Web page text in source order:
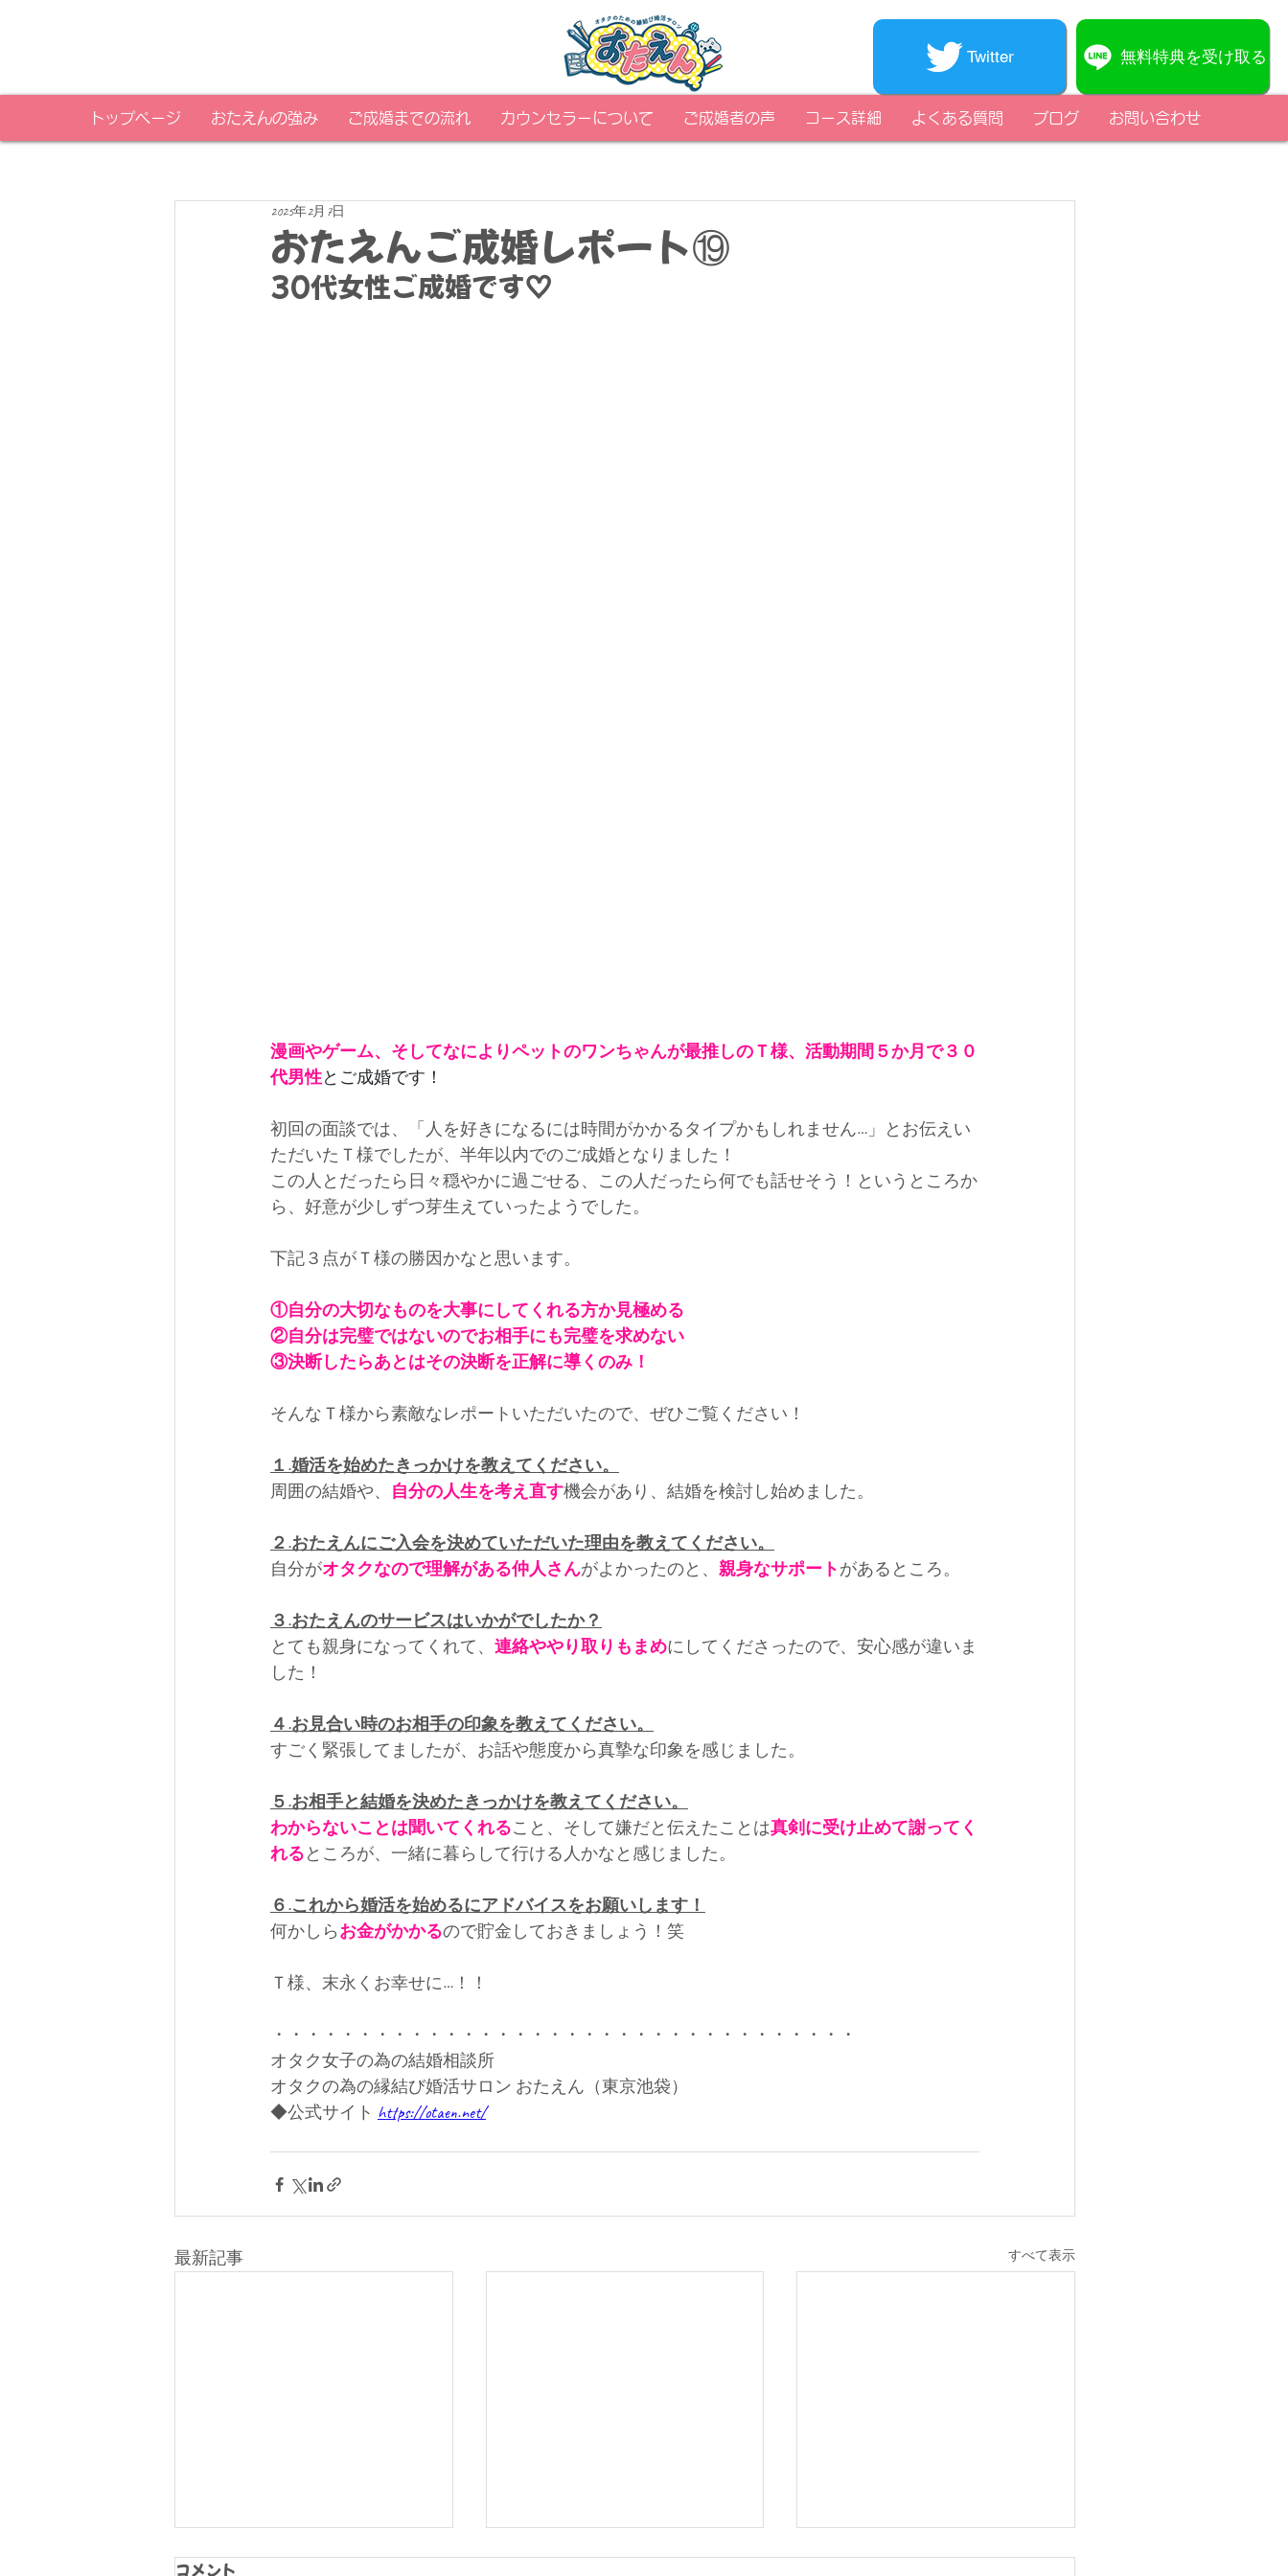
無料特典を受け取る
Twitter
トップページ おたえんの強み ご成婚までの流れ カウンセラーについて ご成婚者の声 コース詳細 よくある質問 ブログ お問い合わせ
おたえんご成婚レポート⑲
2025年2月7日
30代女性ご成婚です♡
漫画やゲーム、そしてなによりペットのワンちゃんが最推しのＴ様、活動期間５か月で３０
代男性とご成婚です！
初回の面談では、「人を好きになるには時間がかかるタイプかもしれません…」とお伝えい
ただいたＴ様でしたが、半年以内でのご成婚となりました！
この人とだったら日々穏やかに過ごせる、この人だったら何でも話せそう！というところか
ら、好意が少しずつ芽生えていったようでした。
下記３点がＴ様の勝因かなと思います。
①自分の大切なものを大事にしてくれる方か見極める
②自分は完璧ではないのでお相手にも完璧を求めない
③決断したらあとはその決断を正解に導くのみ！
そんなＴ様から素敵なレポートいただいたので、ぜひご覧ください！
１.婚活を始めたきっかけを教えてください。
周囲の結婚や、 自分の人生を考え直す機会があり、結婚を検討し始めました。
２.おたえんにご入会を決めていただいた理由を教えてください。
自分がオタクなので理解がある仲人さんがよかったのと、 親身なサポートがあるところ。
３.おたえんのサービスはいかがでしたか？
とても親身になってくれて、 連絡ややり取りもまめにしてくださったので、安心感が違いま
した！
４.お見合い時のお相手の印象を教えてください。
すごく緊張してましたが、お話や態度から真摯な印象を感じました。
５.お相手と結婚を決めたきっかけを教えてください。
わからないことは聞いてくれること、そして嫌だと伝えたことは真剣に受け止めて謝ってく
れるところが、一緒に暮らして行ける人かなと感じました。
６.これから婚活を始めるにアドバイスをお願いします！
何かしらお金がかかるので貯金しておきましょう！笑
Ｔ様、末永くお幸せに…！！
・・・・・・・・・・・・・・・・・・・・・・・・・・・・・・・・・・
オタク女子の為の結婚相談所
オタクの為の縁結び婚活サロン おたえん（東京池袋）
◆公式サイト https://otaen.net/
最新記事 すべて表示
コメント